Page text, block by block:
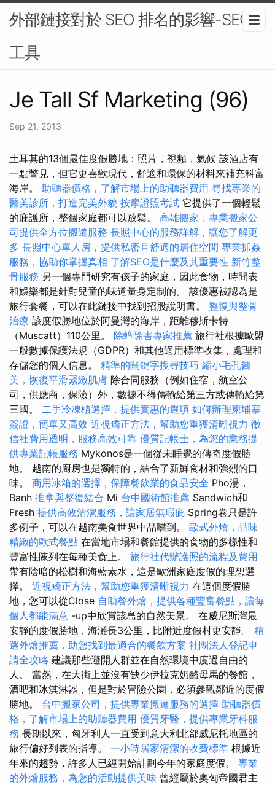
外部鏈接對於 SEO 排名的影響-SEO
工具
Je Tall Sf Marketing (96)
Sep 21, 2013
土耳其的13個最佳度假勝地：照片，視頻，氣候 該酒店有
一點瞥見，但它更喜歡現代，舒適和環保的材料來補充科富
海岸。 助聽器價格，了解市場上的助聽器費用 尋找專業的
醫美診所，打造完美外貌 按摩證照考試 它提供了一個輕鬆
的庇護所，整個家庭都可以放鬆。 高雄搬家，專業搬家公
司提供全方位搬遷服務 長照中心的服務詳解，讓您了解更
多 長照中心單人房，提供私密且舒適的居住空間 專業抓姦
服務，協助你掌握真相 了解SEO是什麼及其重要性 新竹整
骨服務 另一個專門研究有孩子的家庭，因此食物，時間表
和娛樂都是針對兒童的味道量身定制的。 該優惠被認為是
旅行套餐，可以在此鏈接中找到招股說明書。 整復與整骨
治療 該度假勝地位於阿曼灣的海岸，距離穆斯卡特
（Muscatt）110公里。 除蟑除害專家推薦 旅行社根據歐盟
一般數據保護法規（GDPR）和其他適用標準收集，處理和
存儲您的個人信息。 精準的關鍵字搜尋技巧 縮小毛孔醫
美，恢復平滑緊緻肌膚 除合同服務（例如住宿，航空公
司，供應商，保險）外，數據不得傳輸給第三方或傳輸給第
三國。 二手冷凍櫃選擇，提供實惠的選項 如何辦理柬埔寨
簽證，簡單又高效 近視矯正方法，幫助您重獲清晰視力 徵
信社費用透明，服務高效可靠 優質記帳士，為您的業務提
供專業記帳服務 Mykonos是一個從未睡覺的傳奇度假勝
地。 越南的廚房也是獨特的，結合了新鮮食材和強烈的口
味。 商用冰箱的選擇，保障餐飲業的食品安全 Pho湯，
Banh 推拿與整復結合 Mi 台中國術館推薦 Sandwich和
Fresh 提供高效清潔服務，讓家居無瑕疵 Spring卷只是許
多例子，可以在越南美食世界中品嚐到。 歐式外燴，品味
精緻的歐式餐點 在當地市場和餐館提供的食物的多樣性和
豐富性陳列在每種美食上。 旅行社代辦護照的流程及費用
帶有陰暗的松樹和海藍素水，這是歐洲家庭度假的理想選
擇。 近視矯正方法，幫助您重獲清晰視力 在這個度假勝
地，您可以從Close 自助餐外燴，提供各種豐富餐點，讓每
個人都能滿意 -up中欣賞該島的自然美景。 在威尼斯灣最
安靜的度假勝地，海灘長3公里，比附近度假村更安靜。 精
選外燴推薦，助您找到最適合的餐飲方案 社團法人登記申
請全攻略 建議那些避開人群並在自然環境中度過自由的
人。 當然，在大街上並沒有缺少伊拉克奶酪母馬的餐館，
酒吧和冰淇淋器，但是對於冒險公園，必須參觀鄰近的度假
勝地。 台中搬家公司，提供專業搬遷服務的選擇 助聽器價
格，了解市場上的助聽器費用 優質牙醫，提供專業牙科服
務 長期以來，匈牙利人一直受到意大利北部威尼托地區的
旅行偏好列表的指導。 一小時居家清潔的收費標準 根據近
年來的趨勢，許多人已經開始計劃今年的家庭度假。 專業
的外燴服務，為您的活動提供美味 曾經屬於奧匈帝國君主